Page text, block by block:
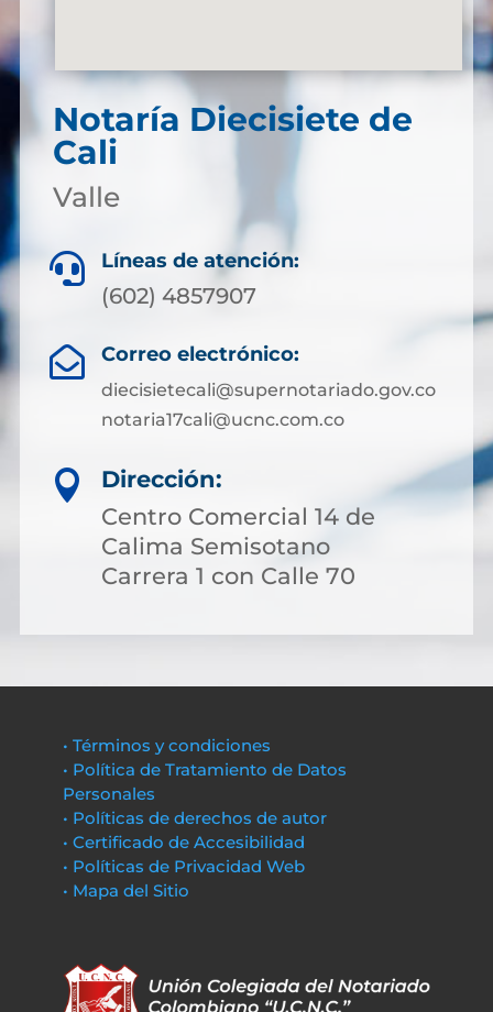
Notaría Diecisiete de
Cali
Valle
 Líneas de atención:
(602) 4857907
 Correo electrónico:
diecisietecali@supernotariado.gov.co
notaria17cali@ucnc.com.co

Dirección:
Centro Comercial 14 de
Calima Semisotano
Carrera 1 con Calle 70
• Términos y condiciones
• Política de Tratamiento de Datos
Personales
• Políticas de derechos de autor
• Certificado de Accesibilidad
• Políticas de Privacidad Web
• Mapa del Sitio